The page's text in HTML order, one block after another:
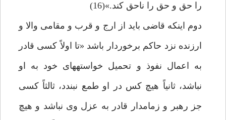
را حق و حق را ناحق كند.»(16)
دوم اين‏كه قاضى بايد از ارج و قرب و مقامى والا و
ارزنده نزد حاكم برخوردار باشد «تا اولاً كسى قادر
به اعمال نفوذ و تحميل خواسته‏هاى خود به او
نباشد، ثانياً هيچ كس در او طمع نبندد، ثالثاً كسى
جز رهبر و زمامدار قادر به عزل وى نباشد و هيچ